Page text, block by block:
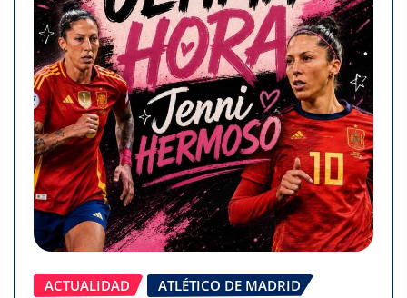
ACTUALIDAD ATLÉTICO DE MADRID